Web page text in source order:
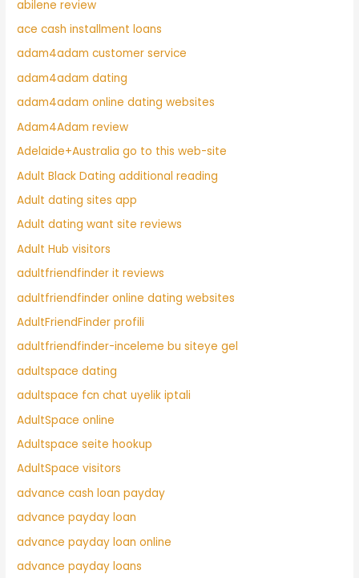
abilene review
ace cash installment loans
adam4adam customer service
adam4adam dating
adam4adam online dating websites
Adam4Adam review
Adelaide+Australia go to this web-site
Adult Black Dating additional reading
Adult dating sites app
Adult dating want site reviews
Adult Hub visitors
adultfriendfinder it reviews
adultfriendfinder online dating websites
AdultFriendFinder profili
adultfriendfinder-inceleme bu siteye gel
adultspace dating
adultspace fcn chat uyelik iptali
AdultSpace online
Adultspace seite hookup
AdultSpace visitors
advance cash loan payday
advance payday loan
advance payday loan online
advance payday loans